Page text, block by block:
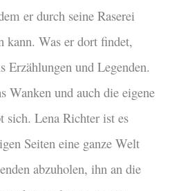
er durch seine Raserei
kann. Was er dort findet,
Erzählungen und Legenden.
Wanken und auch die eigene
sich. Lena Richter ist es
Seiten eine ganze Welt
abzuholen, ihn an die